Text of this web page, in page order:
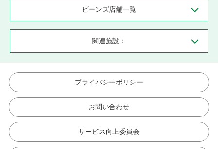
ビーンズ店舗一覧
関連施設：
プライバシーポリシー
お問い合わせ
サービス向上委員会